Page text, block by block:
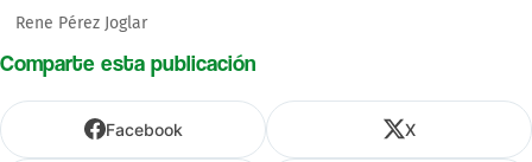
Rene Pérez Joglar
Comparte esta publicación
Facebook X